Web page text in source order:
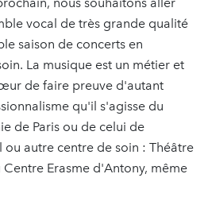
vocal de très grande qualité
saison de concerts en
La musique est un métier et
de faire preuve d'autant
qu'il s'agisse du
de Paris ou de celui de
ou autre centre de soin : Théâtre
Centre Erasme d'Antony, même